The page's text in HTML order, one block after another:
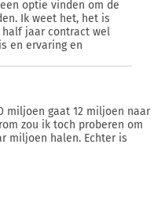
optie vinden om de
Ik weet het, het is
jaar contract wel
en ervaring en
miljoen gaat 12 miljoen naar
zou ik toch proberen om
miljoen halen. Echter is